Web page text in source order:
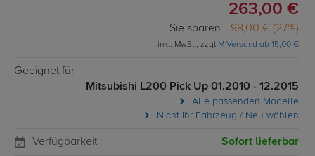
263,00 €
Sie sparen 98,00 € (27%)
inkl. MwSt., zzgl.M Versand ab 15,00 €
Geeignet für
Mitsubishi L200 Pick Up 01.2010 - 12.2015
Alle passenden Modelle
Nicht Ihr Fahrzeug / Neu wählen
Verfügbarkeit Sofort lieferbar